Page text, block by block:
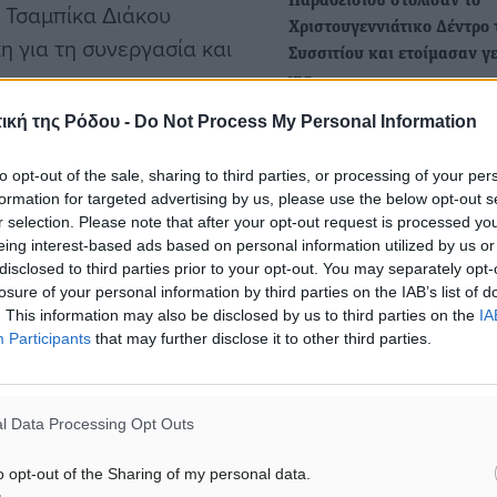
της Ρόδου - Do Not Process My Personal Information
opt-out of the sale, sharing to third parties, or processing of your
for targeted advertising by us, please use the below opt-out
selection. Please note that after your opt-out request is processed
interest-based ads based on personal information utilized by us
to third parties prior to your opt-out. You may separately
of your personal information by third parties on the IAB’s list of
This information may also be disclosed by us to third parties on the
Participants that may further disclose it to other third parties.
Data Processing Opt Outs
opt-out of the Sharing of my personal data.
Διάκου
για τη συνεργασία και
κέντρων κυρίας
δίνετε την δυνατότητα
πρωταγωνιστές των
παιδιών
μας αρχή στάθηκε
μας που είναι το
οικονομικών, κ. Τάσος
κέντρων καλωσόρισε η
Μάνθα Ζιώγου
Χριστουγεννιάτικο Δέντρο
Συσσιτίου και ετοίμασαν
για…
Στο πνεύμα των
Γυμνασίου Παραδεισίου…
Φωταγωγήθηκε το
Χριστουγεννιάτικο Δέντρο
Λειψούς
Χθες, Σάββατο, στο
Πάρκο, ζήσαμε μια